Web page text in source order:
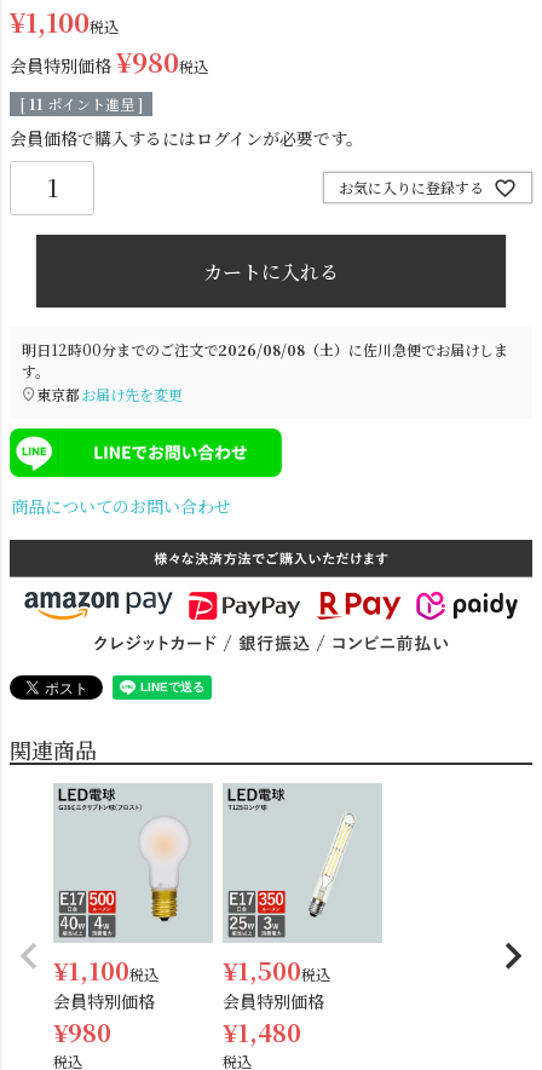
シーリングライト
ステンドグラス
電球
¥1,100税込
会員特別価格 ¥980税込
[11 ポイント進呈 ]
会員価格で購入するにはログインが必要です。
お気に入りに登録する
カートに入れる
明日12時00分までのご注文で2026/08/08（土） に佐川急便でお届けしま
す。
東京都お届け先を変更
商品についてのお問い合わせ
関連商品
¥1,100税込
会員特別価格
¥980
税込
¥1,500税込
会員特別価格
¥1,480
税込